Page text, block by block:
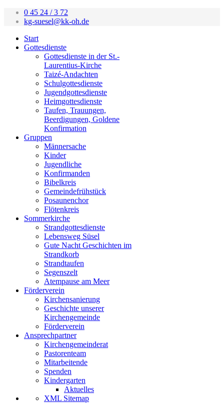
0 45 24 / 3 72
kg-suesel@kk-oh.de
Start
Gottesdienste
Gottesdienste in der St.-
Laurentius-Kirche
Taizé-Andachten
Schulgottesdienste
Jugendgottesdienste
Heimgottesdienste
Taufen, Trauungen,
Beerdigungen, Goldene
Konfirmation
Gruppen
Männersache
Kinder
Jugendliche
Konfirmanden
Bibelkreis
Gemeindefrühstück
Posaunenchor
Flötenkreis
Sommerkirche
Strandgottesdienste
Lebensweg Süsel
Gute Nacht Geschichten im
Strandkorb
Strandtaufen
Segenszelt
Atempause am Meer
Förderverein
Kirchensanierung
Geschichte unserer
Kirchengemeinde
Förderverein
Ansprechpartner
Kirchengemeinderat
Pastorenteam
Mitarbeitende
Spenden
Kindergarten
Aktuelles
XML Sitemap